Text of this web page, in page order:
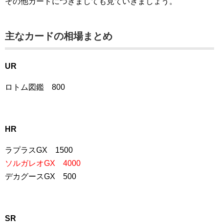
主なカードの相場まとめ
UR
ロトム図鑑 800
HR
ラプラスGX 1500
ソルガレオGX 4000
デカグースGX 500
SR